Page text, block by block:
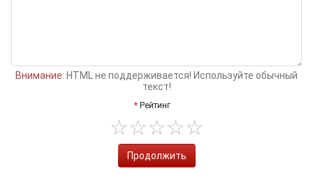
Внимание: HTML не поддерживается! Используйте обычный
текст!
Рейтинг
Продолжить